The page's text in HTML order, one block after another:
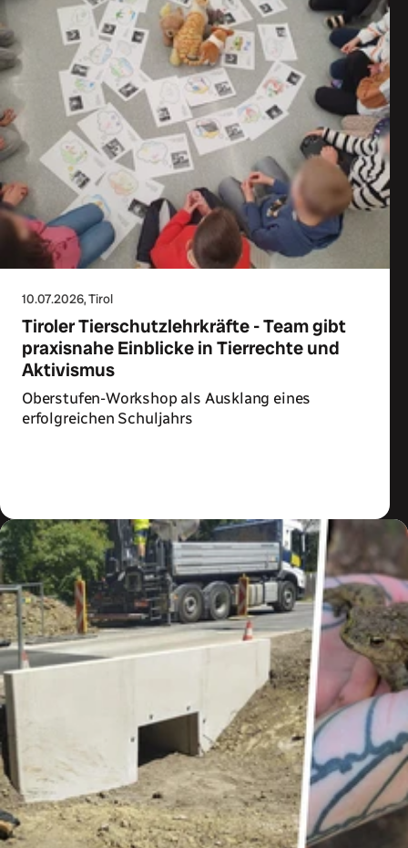
10.07.2026, Tirol
Tiroler Tierschutzlehrkräfte - Team gibt
praxisnahe Einblicke in Tierrechte und
Aktivismus
Oberstufen-Workshop als Ausklang eines
erfolgreichen Schuljahrs